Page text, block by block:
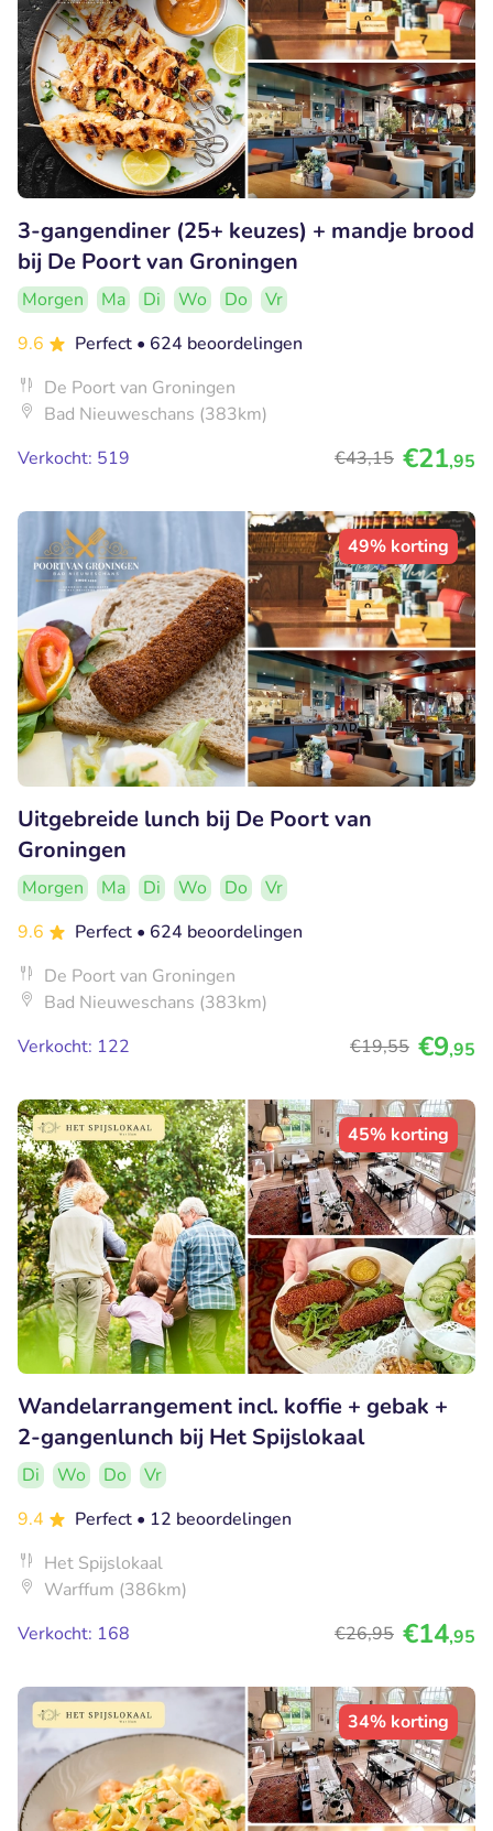
3-gangendiner (25+ keuzes) + mandje brood
bij De Poort van Groningen
Morgen Ma Di Wo Do
Vr
9.6
Perfect • 624 beoordelingen
De Poort van Groningen
Bad Nieuweschans (383km)
Verkocht: 519
€43,15 €21,95
49% korting
Uitgebreide lunch bij De Poort van
Groningen
Morgen Ma Di Wo Do
Vr
9.6
Perfect • 624 beoordelingen
De Poort van Groningen
Bad Nieuweschans (383km)
Verkocht: 122
€19,55 €9,95
45% korting
Wandelarrangement incl. koffie + gebak +
2-gangenlunch bij Het Spijslokaal
Di Wo Do
Vr
9.4
Perfect • 12 beoordelingen
Het Spijslokaal
Warffum (386km)
Verkocht: 168
€26,95 €14,95
34% korting